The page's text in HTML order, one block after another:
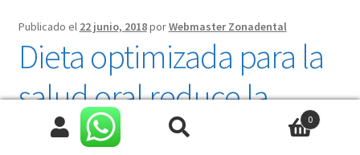
Publicado el 22 junio, 2018porWebmaster Zonadental
Dieta optimizada para la
salud oral reduce la
gingivitis
0